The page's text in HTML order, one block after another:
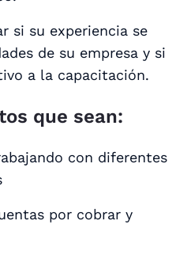
si su experiencia se
de su empresa y si
a la capacitación.
que sean:
con diferentes
por cobrar y